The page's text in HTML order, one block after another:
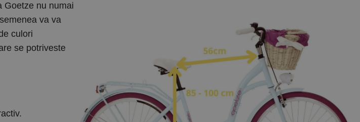
Goetze nu numai
va va
culori
se potriveste